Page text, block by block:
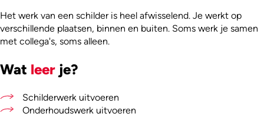
Het werk van een schilder is heel afwisselend. Je werkt op
verschillende plaatsen, binnen en buiten. Soms werk je samen
met collega's, soms alleen.
Wat leer je?
Schilderwerk uitvoeren
Onderhoudswerk uitvoeren